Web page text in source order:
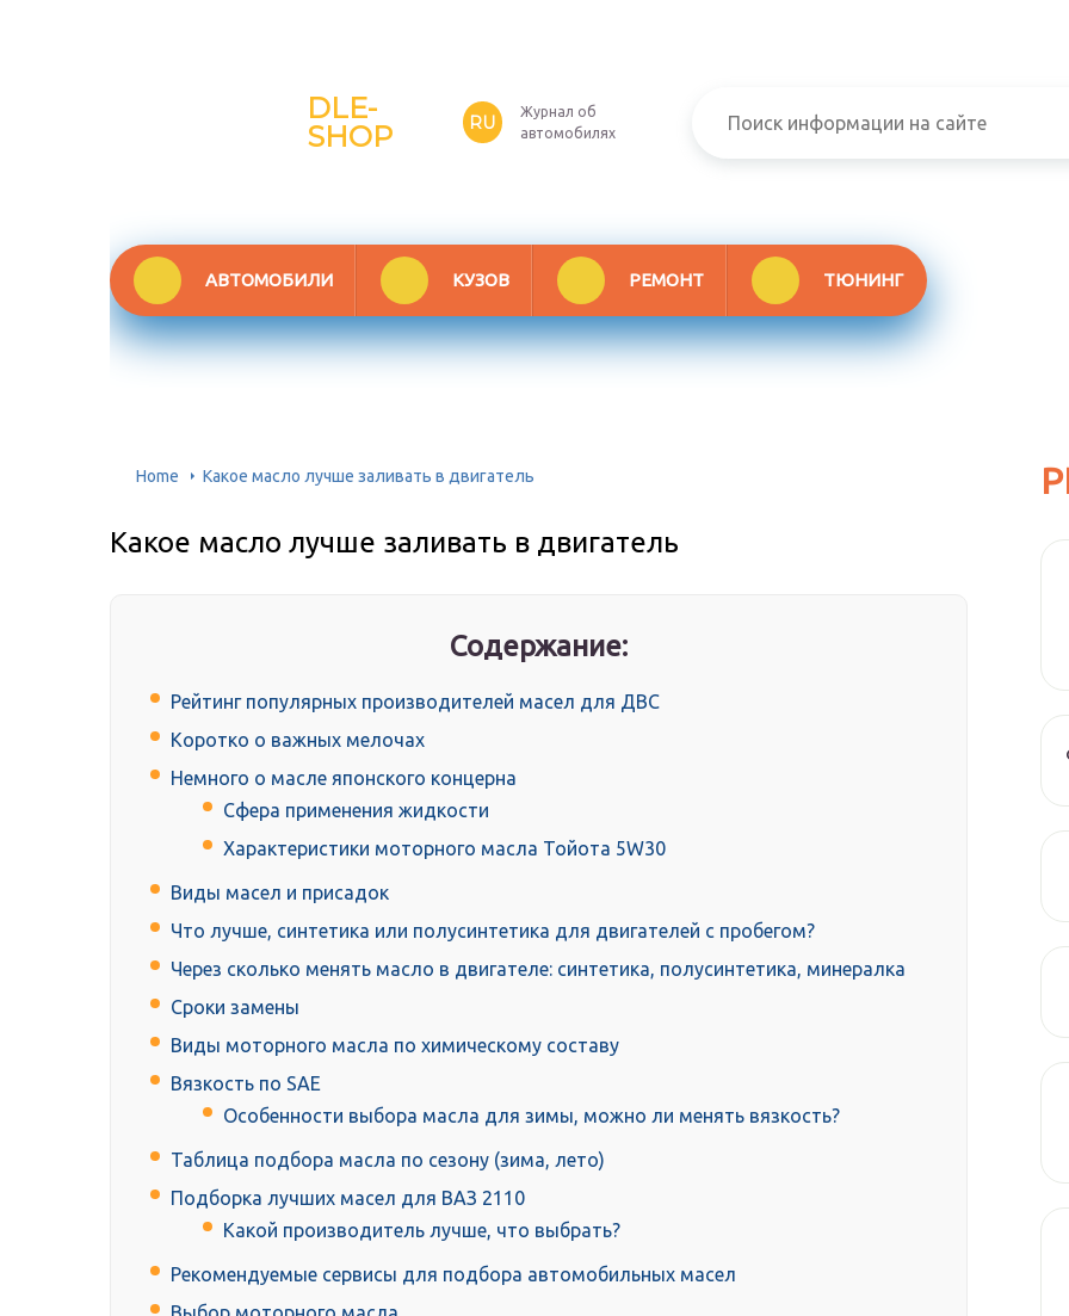
DLE-
SHOP
RU
Журнал об
автомобилях
АВТОМОБИЛИ КУЗОВ РЕМОНТ ТЮНИНГ
Home Какое масло лучше заливать в двигатель
Какое масло лучше заливать в двигатель
Содержание:
Рейтинг популярных производителей масел для ДВС
Коротко о важных мелочах
Немного о масле японского концерна
Сфера применения жидкости
Характеристики моторного масла Тойота 5W30
Виды масел и присадок
Что лучше, синтетика или полусинтетика для двигателей с пробегом?
Через сколько менять масло в двигателе: синтетика, полусинтетика, минералка
Сроки замены
Виды моторного масла по химическому составу
Вязкость по SAE
Особенности выбора масла для зимы, можно ли менять вязкость?
Таблица подбора масла по сезону (зима, лето)
Подборка лучших масел для ВАЗ 2110
Какой производитель лучше, что выбрать?
Рекомендуемые сервисы для подбора автомобильных масел